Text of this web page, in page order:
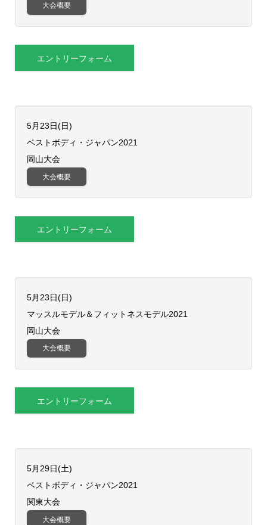
大会概要
エントリーフォーム
5月23日(日)
​ベストボディ・ジャパン2021
岡山大会
大会概要
エントリーフォーム
5月23日(日)
​マッスルモデル＆フィットネスモデル2021
岡山大会
大会概要
エントリーフォーム
5月29日(土)
​ベストボディ・ジャパン2021
関東大会
大会概要